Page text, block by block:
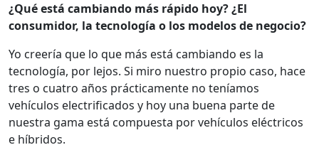
¿Qué está cambiando más rápido hoy? ¿El
consumidor, la tecnología o los modelos de negocio?
Yo creería que lo que más está cambiando es la
tecnología, por lejos. Si miro nuestro propio caso, hace
tres o cuatro años prácticamente no teníamos
vehículos electrificados y hoy una buena parte de
nuestra gama está compuesta por vehículos eléctricos
e híbridos.